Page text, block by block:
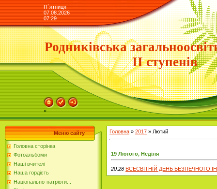
П`ятниця
07.08.2026
07:29
Родниківська
ІІ ступенів
»
Меню сайту
Головна сторінка
Фотоальбоми
Наші вчителі
Наша гордість
Національно-патріоти...
Головна » 2017 » Лютий
19 Лютого, Неділя
20:28 ВСЕСВІТНІЙ ДЕНЬ БЕЗПЕЧНОГО